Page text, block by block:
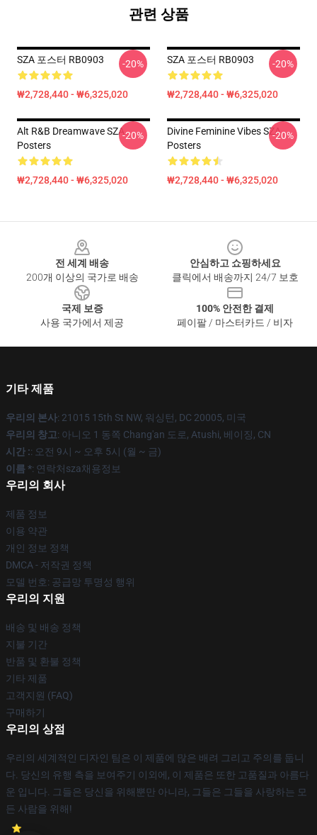
관련 상품
SZA 포스터 RB0903
₩2,728,440 - ₩6,325,020
-20% SZA 포스터 RB0903
₩2,728,440 - ₩6,325,020
-20%
Alt R&B Dreamwave SZA
Posters
₩2,728,440 - ₩6,325,020
-20%
Divine Feminine Vibes SZA
Posters
₩2,728,440 - ₩6,325,020
-20%
전 세계 배송
200개 이상의 국가로 배송
안심하고 쇼핑하세요
클릭에서 배송까지 24/7 보호
국제 보증
사용 국가에서 제공
100% 안전한 결제
페이팔 / 마스터카드 / 비자
기타 제품
우리의 본사: 21015 15th St NW, 워싱턴, DC 20005, 미국
우리의 창고: 아니오 1 동쪽 Chang'an 도로, Atushi, 베이징, CN
시간 :: 오전 9시 ~ 오후 5시 (월 ~ 금)
이름 *: 연락처sza채용정보
우리의 회사
제품 정보
이용 약관
개인 정보 정책
DMCA - 저작권 정책
모델 번호: 공급망 투명성 행위
우리의 지원
배송 및 배송 정책
지불 기간
반품 및 환불 정책
기타 제품
고객지원 (FAQ)
구매하기
우리의 상점
우리의 세계적인 디자인 팀은 이 제품에 많은 배려 그리고 주의를 둡니
다. 당신의 유행 측을 보여주기 이외에, 이 제품은 또한 고품질과 아름다
운 입니다. 그들은 당신을 위해뿐만 아니라, 그들은 그들을 사랑하는 모
든 사람을 위해!